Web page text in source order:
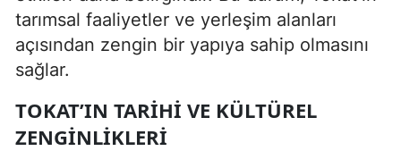
tarımsal faaliyetler ve yerleşim alanları
açısından zengin bir yapıya sahip olmasını
sağlar.
TOKAT’IN TARIHI VE KÜLTÜREL
ZENGINLIKLERI